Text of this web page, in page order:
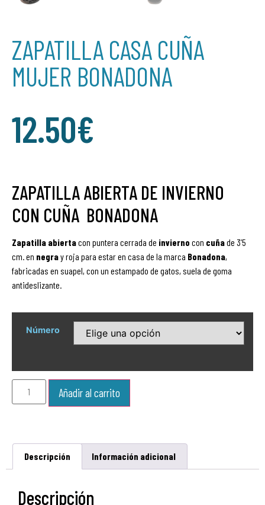
ZAPATILLA CASA CUÑA
MUJER BONADONA
12.50€
ZAPATILLA ABIERTA DE INVIERNO
CON CUÑA BONADONA
Zapatilla abiertacon puntera cerrada de invierno con cuñade 3’5
cm. en negray roja para estar en casa de la marca Bonadona,
fabricadas en suapel, con un estampado de gatos, suela de goma
antideslizante.
Número
Añadir al carrito
Descripción Información adicional
Descripción